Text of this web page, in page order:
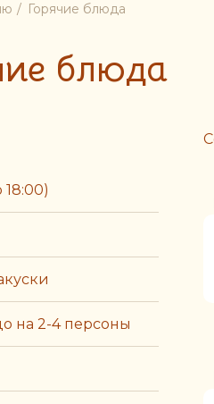
Горячие блюда
блюда
на 2-4 персоны